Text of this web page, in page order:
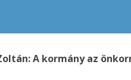
A kormány az